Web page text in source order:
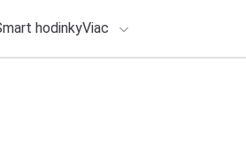
hodinkyViac